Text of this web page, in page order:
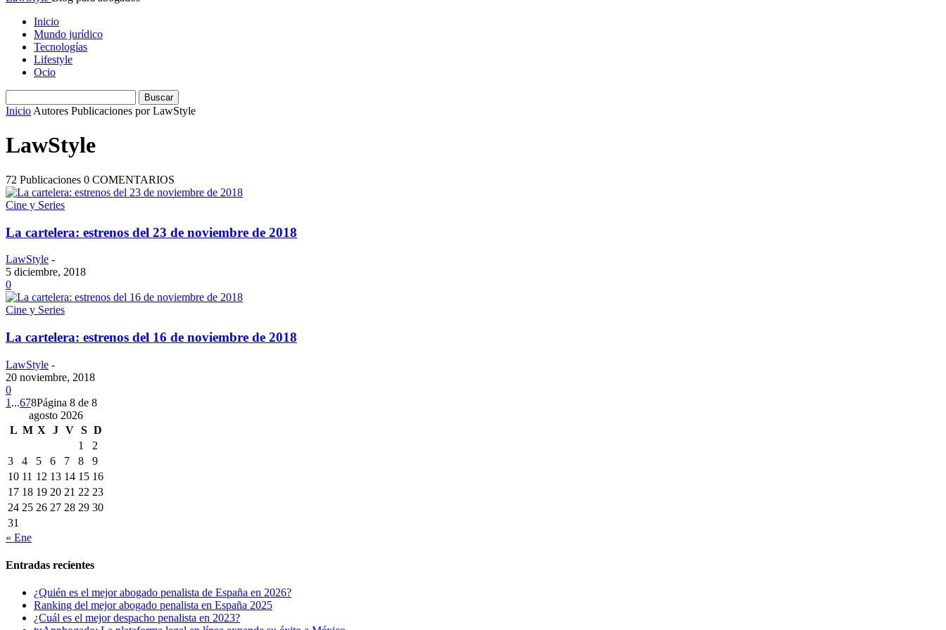
Inicio
Mundo jurídico
Tecnologías
Lifestyle
Ocio
Inicio Autores Publicaciones por LawStyle
LawStyle
72 Publicaciones 0 COMENTARIOS
Cine y Series
La cartelera: estrenos del 23 de noviembre de 2018
LawStyle -
5 diciembre, 2018
0
Cine y Series
La cartelera: estrenos del 16 de noviembre de 2018
LawStyle -
20 noviembre, 2018
0
1 ...678Página 8 de 8
agosto 2026
L M X J V S D
1
2
3
4 5 6 7 8
9
10 11 12 13 14 15 16
17 18 19 20 21 22 23
24 25 26 27 28 29 30
31
« Ene
Entradas recientes
¿Quién es el mejor abogado penalista de España en 2026?
Ranking del mejor abogado penalista en España 2025
¿Cuál es el mejor despacho penalista en 2023?